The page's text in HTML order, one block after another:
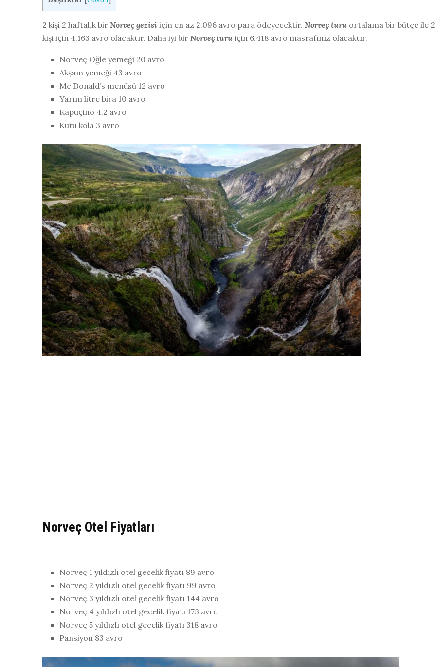
2 kişi 2 haftalık bir Norveç gezisi için en az 2.096 avro para ödeyecektir. Norveç turu ortalama bir bütçe ile 2
kişi için 4.163 avro olacaktır. Daha iyi bir Norveç turu için 6.418 avro masrafınız olacaktır.
Norveç Öğle yemeği 20 avro
Akşam yemeği 43 avro
Mc Donald’s menüsü 12 avro
Yarım litre bira 10 avro
Kapuçino 4.2 avro
Kutu kola 3 avro
Norveç Otel Fiyatları
Norveç 1 yıldızlı otel gecelik fiyatı 89 avro
Norveç 2 yıldızlı otel gecelik fiyatı 99 avro
Norveç 3 yıldızlı otel gecelik fiyatı 144 avro
Norveç 4 yıldızlı otel gecelik fiyatı 173 avro
Norveç 5 yıldızlı otel gecelik fiyatı 318 avro
Pansiyon 83 avro